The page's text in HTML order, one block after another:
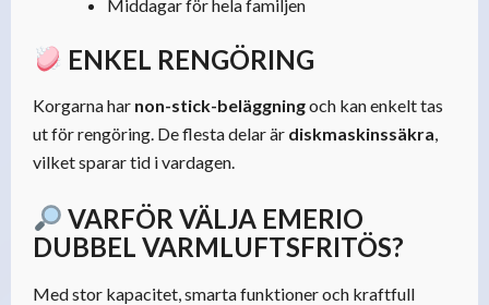
Middagar för hela familjen
ENKEL RENGÖRING
Korgarna har non-stick-beläggningoch kan enkelt tas
ut för rengöring. De flesta delar är diskmaskinssäkra,
vilket sparar tid i vardagen.
VARFÖR VÄLJA EMERIO
DUBBEL VARMLUFTSFRITÖS?
Med stor kapacitet, smarta funktioner och kraftfull